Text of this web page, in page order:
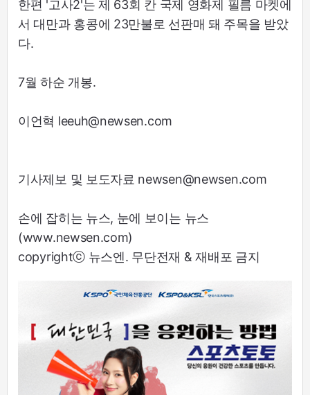
한편 '고사2'는 제 63회 칸 국제 영화제 필름 마켓에
서 대만과 홍콩에 23만불로 선판매 돼 주목을 받았
다.
7월 하순 개봉.
이언혁 leeuh@newsen.com
기사제보 및 보도자료 newsen@newsen.com
손에 잡히는 뉴스, 눈에 보이는 뉴스
(www.newsen.com)
copyrightⓒ 뉴스엔. 무단전재 & 재배포 금지